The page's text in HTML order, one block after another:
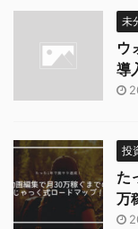
未
ウ
導
投
た
万